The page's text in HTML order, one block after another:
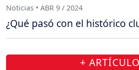
Noticias • ABR 9 / 2024
¿Qué pasó con el histórico
+